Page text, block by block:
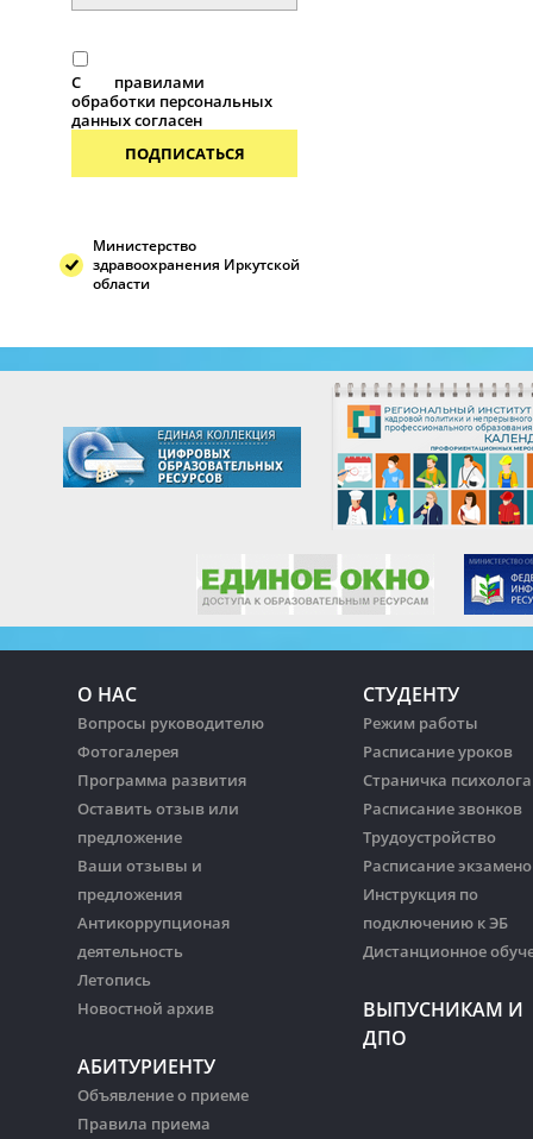
С
правилами
обработки персональных
данных согласен
ПОДПИСАТЬСЯ
Министерство
здравоохранения Иркутской
области
О НАС
Вопросы руководителю
Фотогалерея
Программа развития
Оставить отзыв или
предложение
Ваши отзывы и
предложения
Антикоррупционая
деятельность
Летопись
Новостной архив
АБИТУРИЕНТУ
Объявление о приеме
Правила приема
СТУДЕНТУ
Режим работы
Расписание уроков
Страничка психолога
Расписание звонков
Трудоустройство
Расписание
Инструкция по
подключению к ЭБ
Дистанционное
ВЫПУСНИКАМ И
ДПО